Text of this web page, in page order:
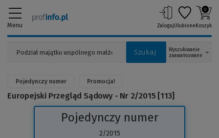
Menu
Szukaj
Wyszukiwanie
zaawansowane
ZalogujUlubione
0
Koszyk
Pojedynczy numer Promocja!
Europejski Przegląd Sądowy - Nr 2/2015 [113]
Pojedynczy numer
2/2015